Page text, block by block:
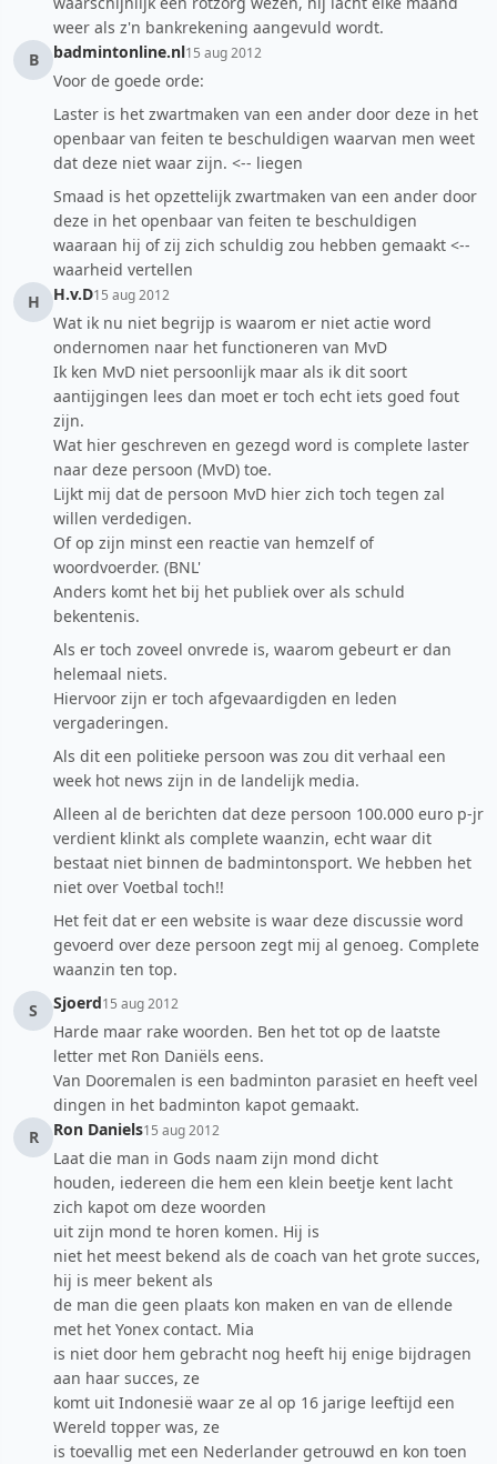
weer als z'n bankrekening aangevuld wordt.
B
badmintonline.nl15 aug 2012
Voor de goede orde:
Laster is het zwartmaken van een ander door deze in het
openbaar van feiten te beschuldigen waarvan men weet
dat deze niet waar zijn. <-- liegen
Smaad is het opzettelijk zwartmaken van een ander door
deze in het openbaar van feiten te beschuldigen
waaraan hij of zij zich schuldig zou hebben gemaakt <--
waarheid vertellen
H
H.v.D15 aug 2012
Wat ik nu niet begrijp is waarom er niet actie word
ondernomen naar het functioneren van MvD
Ik ken MvD niet persoonlijk maar als ik dit soort
aantijgingen lees dan moet er toch echt iets goed fout
zijn.
Wat hier geschreven en gezegd word is complete laster
naar deze persoon (MvD) toe.
Lijkt mij dat de persoon MvD hier zich toch tegen zal
willen verdedigen.
Of op zijn minst een reactie van hemzelf of
woordvoerder. (BNL'
Anders komt het bij het publiek over als schuld
bekentenis.
Als er toch zoveel onvrede is, waarom gebeurt er dan
helemaal niets.
Hiervoor zijn er toch afgevaardigden en leden
vergaderingen.
Als dit een politieke persoon was zou dit verhaal een
week hot news zijn in de landelijk media.
Alleen al de berichten dat deze persoon 100.000 euro p-jr
verdient klinkt als complete waanzin, echt waar dit
bestaat niet binnen de badmintonsport. We hebben het
niet over Voetbal toch!!
Het feit dat er een website is waar deze discussie word
gevoerd over deze persoon zegt mij al genoeg. Complete
waanzin ten top.
S
Sjoerd15 aug 2012
Harde maar rake woorden. Ben het tot op de laatste
letter met Ron Daniëls eens.
Van Dooremalen is een badminton parasiet en heeft veel
dingen in het badminton kapot gemaakt.
R
Ron Daniels15 aug 2012
Laat die man in Gods naam zijn mond dicht
houden, iedereen die hem een klein beetje kent lacht
zich kapot om deze woorden
uit zijn mond te horen komen. Hij is
niet het meest bekend als de coach van het grote succes,
hij is meer bekent als
de man die geen plaats kon maken en van de ellende
met het Yonex contact. Mia
is niet door hem gebracht nog heeft hij enige bijdragen
aan haar succes, ze
komt uit Indonesië waar ze al op 16 jarige leeftijd een
Wereld topper was, ze
is toevallig met een Nederlander getrouwd en kon toen